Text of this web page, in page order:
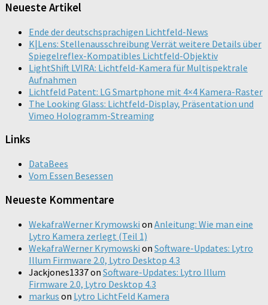
Neueste Artikel
Ende der deutschsprachigen Lichtfeld-News
K|Lens: Stellenausschreibung Verrät weitere Details über
Spiegelreflex-Kompatibles Lichtfeld-Objektiv
LightShift LVIRA: Lichtfeld-Kamera für Multispektrale
Aufnahmen
Lichtfeld Patent: LG Smartphone mit 4×4 Kamera-Raster
The Looking Glass: Lichtfeld-Display, Präsentation und
Vimeo Hologramm-Streaming
Links
DataBees
Vom Essen Besessen
Neueste Kommentare
WekafraWerner Krymowski on Anleitung: Wie man eine
Lytro Kamera zerlegt (Teil 1)
WekafraWerner Krymowski on Software-Updates: Lytro
Illum Firmware 2.0, Lytro Desktop 4.3
Jackjones1337on Software-Updates: Lytro Illum
Firmware 2.0, Lytro Desktop 4.3
markus on Lytro LichtFeld Kamera